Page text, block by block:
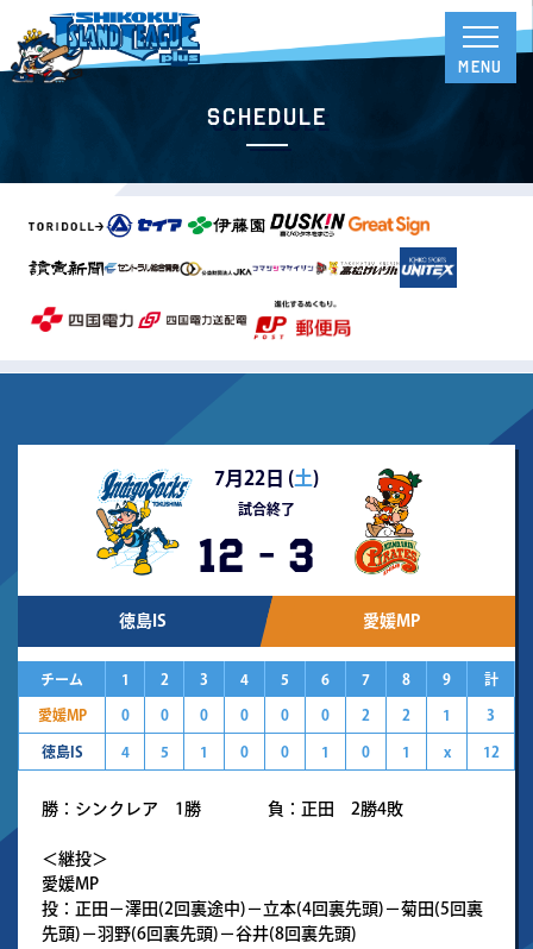
Schedule
7月22日 (土)
試合終了
12 - 3
徳島IS 愛媛MP
チーム 1 2 3 4 5 6 7 8 9 計
愛媛MP 0 0 0 0 0 0 2 2 1 3
徳島IS 4 5 1 0 0 1 0 1 x 12
勝：シンクレア 1勝 負：正田 2勝4敗
＜継投＞
愛媛MP
投：正田－澤田(2回裏途中)－立本(4回裏先頭)－菊田(5回裏
先頭)－羽野(6回裏先頭)－谷井(8回裏先頭)